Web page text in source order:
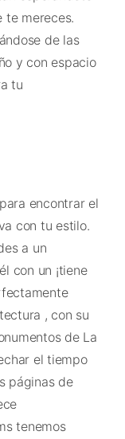
te mereces.
de las
y con espacio
tu
encontrar el
con tu estilo.
a un
con un ¡tiene
, con su
de La
el tiempo
páginas de
tenemos